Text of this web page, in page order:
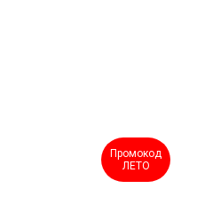
Промокод
ЛЕТО